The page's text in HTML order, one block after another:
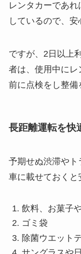
レンタカーであ
しているので、
ですが、2日以上
者は、使用中にレ
前に点検をし整備
長距離運転を快
予期せぬ渋滞やト
車に載せておくと
飲料、お菓子
ゴミ袋
除菌ウエット